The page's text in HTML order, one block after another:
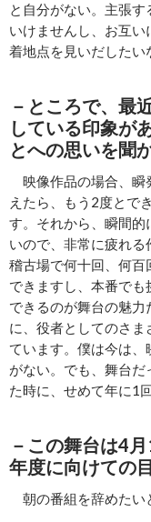
と自分がない。主張
いけませんし、お互
着地点を見いだしたい
－ところで、 最
している印象が
とへの思いを聞
映像作品の場合、瞬
えたら、もう2度とで
す。それから、瞬間的
いので、非常に疲れ
稽古場で何十回、何
できますし、本番で
できるのが舞台の魅
に、役者としてのさ
ています。僕は今は
がない。でも、舞台だ
た時に、せめて年に1
－この舞台は4
年度に向けての
朝の番組を辞めたい